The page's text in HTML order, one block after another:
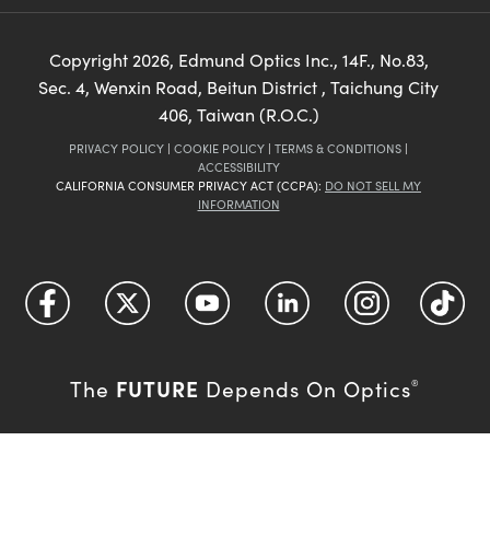
Copyright 2026, Edmund Optics Inc., 14F., No.83,
Sec. 4, Wenxin Road, Beitun District , Taichung City
406, Taiwan (R.O.C.)
PRIVACY POLICY | COOKIE POLICY | TERMS & CONDITIONS |
ACCESSIBILITY
CALIFORNIA CONSUMER PRIVACY ACT (CCPA): DO NOT SELL MY
INFORMATION
The FUTURE Depends On Optics®